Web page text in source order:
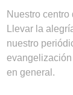
Nuestro centro
Llevar la
nuestro
evangelización
en general.